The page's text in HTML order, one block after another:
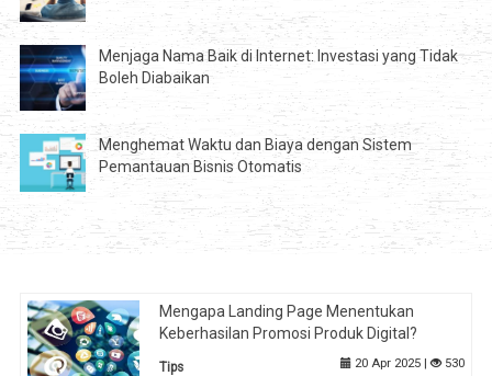
Menjaga Nama Baik di Internet: Investasi yang Tidak
Boleh Diabaikan
Menghemat Waktu dan Biaya dengan Sistem
Pemantauan Bisnis Otomatis
Mengapa Landing Page Menentukan
Keberhasilan Promosi Produk Digital?
Tips 20 Apr 2025 | 530